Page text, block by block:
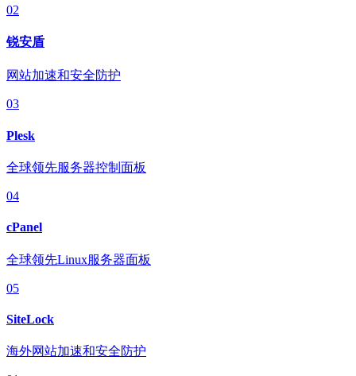
02
锐安盾
网站加速和安全防护
03
Plesk
全球领先服务器控制面板
04
cPanel
全球领先Linux服务器面板
05
SiteLock
海外网站加速和安全防护